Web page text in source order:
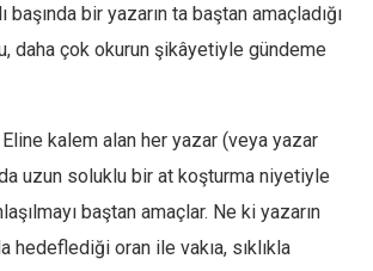
başında bir yazarın ta baştan amaçladığı
daha çok okurun şikâyetiyle gündeme
kalem alan her yazar (veya yazar
uzun soluklu bir at koşturma niyetiyle
baştan amaçlar. Ne ki yazarın
hedeflediği oran ile vakıa, sıklıkla